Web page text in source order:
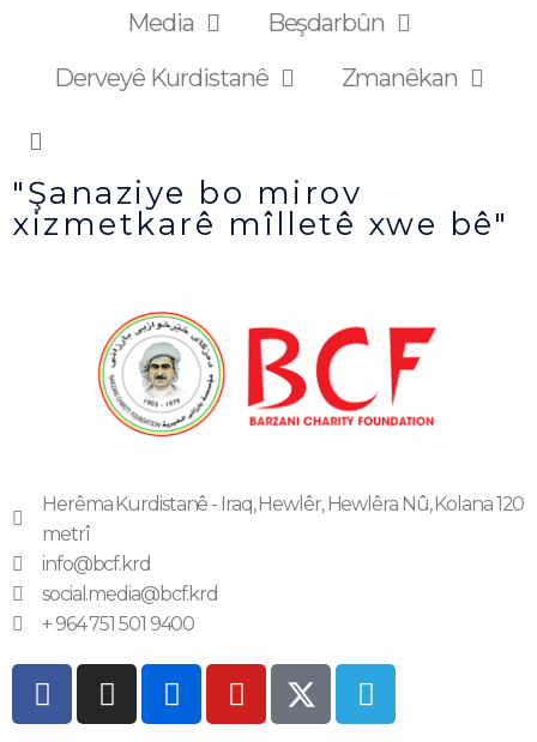
Media
Beşdarbûn
Derveyê Kurdistanê
Zmanêkan
"Şanaziye bo mirov
xizmetkarê mîlletê xwe bê"
Herêma Kurdistanê - Iraq, Hewlêr, Hewlêra Nû, Kolana 120
metrî
info@bcf.krd
social.media@bcf.krd
+ 964 751 501 9400
F
a
I
n
F
l
Y
o
T
e